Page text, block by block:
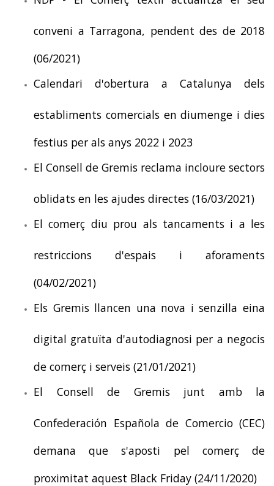
conveni a Tarragona, pendent des de 2018
(06/2021)
Calendari d'obertura a Catalunya dels
establiments comercials en diumenge i dies
festius per als anys 2022 i 2023
El Consell de Gremis reclama incloure sectors
oblidats en les ajudes directes (16/03/2021)
El comerç diu prou als tancaments i a les
restriccions d'espais i aforaments
(04/02/2021)
Els Gremis llancen una nova i senzilla eina
digital gratuïta d'autodiagnosi per a negocis
de comerç i serveis (21/01/2021)
El Consell de Gremis junt amb la
Confederación Española de Comercio (CEC)
demana que s'aposti pel comerç de
proximitat aquest Black Friday (24/11/2020)